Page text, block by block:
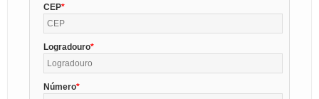
CEP
Logradouro
Número